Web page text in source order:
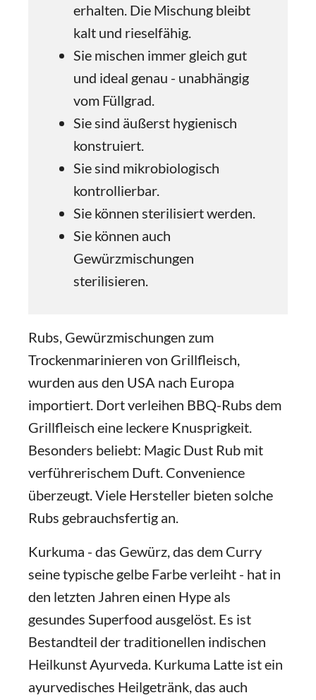
erhalten. Die Mischung bleibt
kalt und rieselfähig.
Sie mischen immer gleich gut
und ideal genau - unabhängig
vom Füllgrad.
Sie sind äußerst hygienisch
konstruiert.
Sie sind mikrobiologisch
kontrollierbar.
Sie können sterilisiert werden.
Sie können auch
Gewürzmischungen
sterilisieren.
Rubs, Gewürzmischungen zum
Trockenmarinieren von Grillfleisch,
wurden aus den USA nach Europa
importiert. Dort verleihen BBQ-Rubs dem
Grillfleisch eine leckere Knusprigkeit.
Besonders beliebt: Magic Dust Rub mit
verführerischem Duft. Convenience
überzeugt. Viele Hersteller bieten solche
Rubs gebrauchsfertig an.
Kurkuma - das Gewürz, das dem Curry
seine typische gelbe Farbe verleiht - hat in
den letzten Jahren einen Hype als
gesundes Superfood ausgelöst. Es ist
Bestandteil der traditionellen indischen
Heilkunst Ayurveda. Kurkuma Latte ist ein
ayurvedisches Heilgetränk, das auch